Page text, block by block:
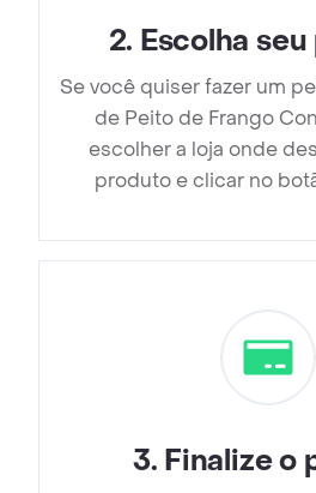
2. Escolha
Se você quiser fazer um
de Peito de Frango
escolher a loja onde
produto e clicar no
3. Finalize o